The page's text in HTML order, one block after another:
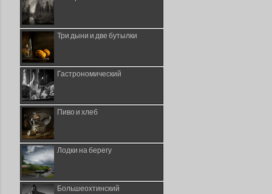
Три дыни и две бутылки
Гастрономический
Пиво и хлеб
Лодки на берегу
Большеохтинский